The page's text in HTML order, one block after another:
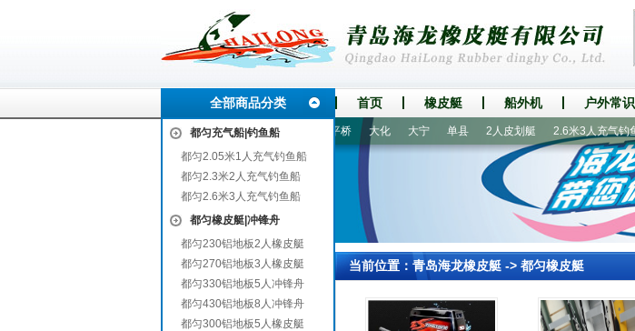
全部商品分类 首页 橡皮艇 船外机 户外常识
都匀充气船|钓鱼船
都匀2.05米1人充气钓鱼船
都匀2.3米2人充气钓鱼船
都匀2.6米3人充气钓鱼船
都匀橡皮艇|冲锋舟
都匀230铝地板2人橡皮艇
都匀270铝地板3人橡皮艇
都匀330铝地板5人冲锋舟
都匀430铝地板8人冲锋舟
都匀300铝地板5人橡皮艇
南票 木里 丰台 怀集 大化 大宁 单县 2人皮划艇 2.6米3人充气钓鱼船
当前位置： 青岛海龙橡皮艇-> 都匀橡皮艇